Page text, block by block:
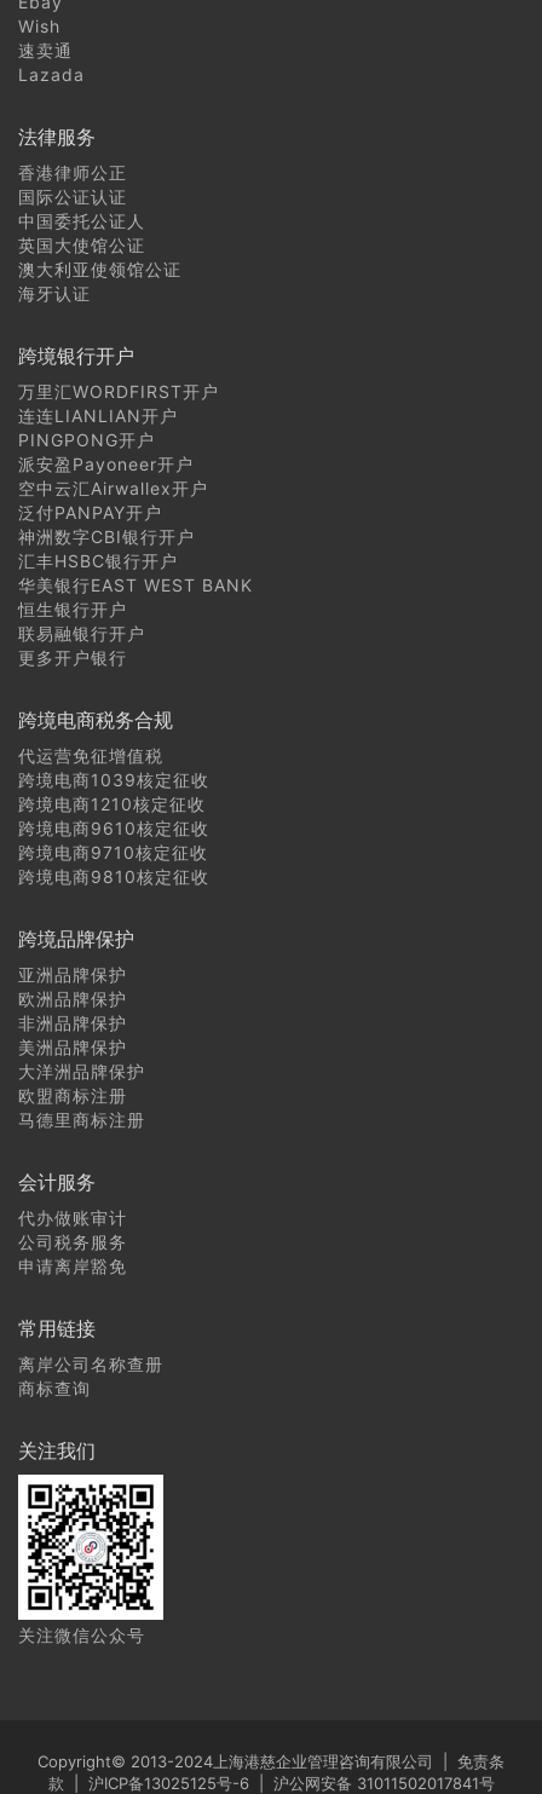
Wish
速卖通
Lazada
法律服务
香港律师公正
国际公证认证
中国委托公证人
英国大使馆公证
澳大利亚使领馆公证
海牙认证
跨境银行开户
万里汇WORDFIRST开户
连连LIANLIAN开户
PINGPONG开户
派安盈Payoneer开户
空中云汇Airwallex开户
泛付PANPAY开户
神洲数字CBI银行开户
汇丰HSBC银行开户
华美银行EAST WEST BANK
恒生银行开户
联易融银行开户
更多开户银行
跨境电商税务合规
代运营免征增值税
跨境电商1039核定征收
跨境电商1210核定征收
跨境电商9610核定征收
跨境电商9710核定征收
跨境电商9810核定征收
跨境品牌保护
亚洲品牌保护
欧洲品牌保护
非洲品牌保护
美洲品牌保护
大洋洲品牌保护
欧盟商标注册
马德里商标注册
会计服务
代办做账审计
公司税务服务
申请离岸豁免
常用链接
离岸公司名称查册
商标查询
关注我们
关注微信公众号
Copyright© 2013-2024上海港慈企业管理咨询有限公司 | 免责条
款
沪ICP备13025125号-6| 沪公网安备 31011502017841号